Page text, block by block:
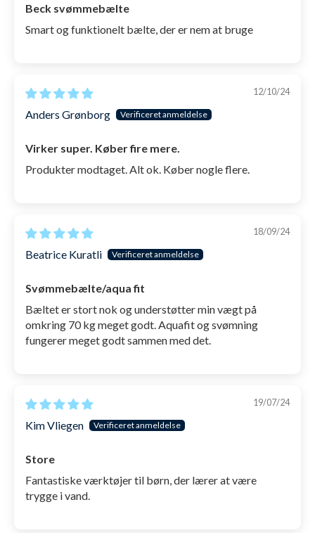
Beck svømmebælte
Smart og funktionelt bælte, der er nem at bruge
12/10/24
Anders Grønborg
Virker super. Køber fire mere.
Produkter modtaget. Alt ok. Køber nogle flere.
18/09/24
Beatrice Kuratli
Svømmebælte/aqua fit
Bæltet er stort nok og understøtter min vægt på
omkring 70 kg meget godt. Aquafit og svømning
fungerer meget godt sammen med det.
19/07/24
Kim Vliegen
Store
Fantastiske værktøjer til børn, der lærer at være
trygge i vand.